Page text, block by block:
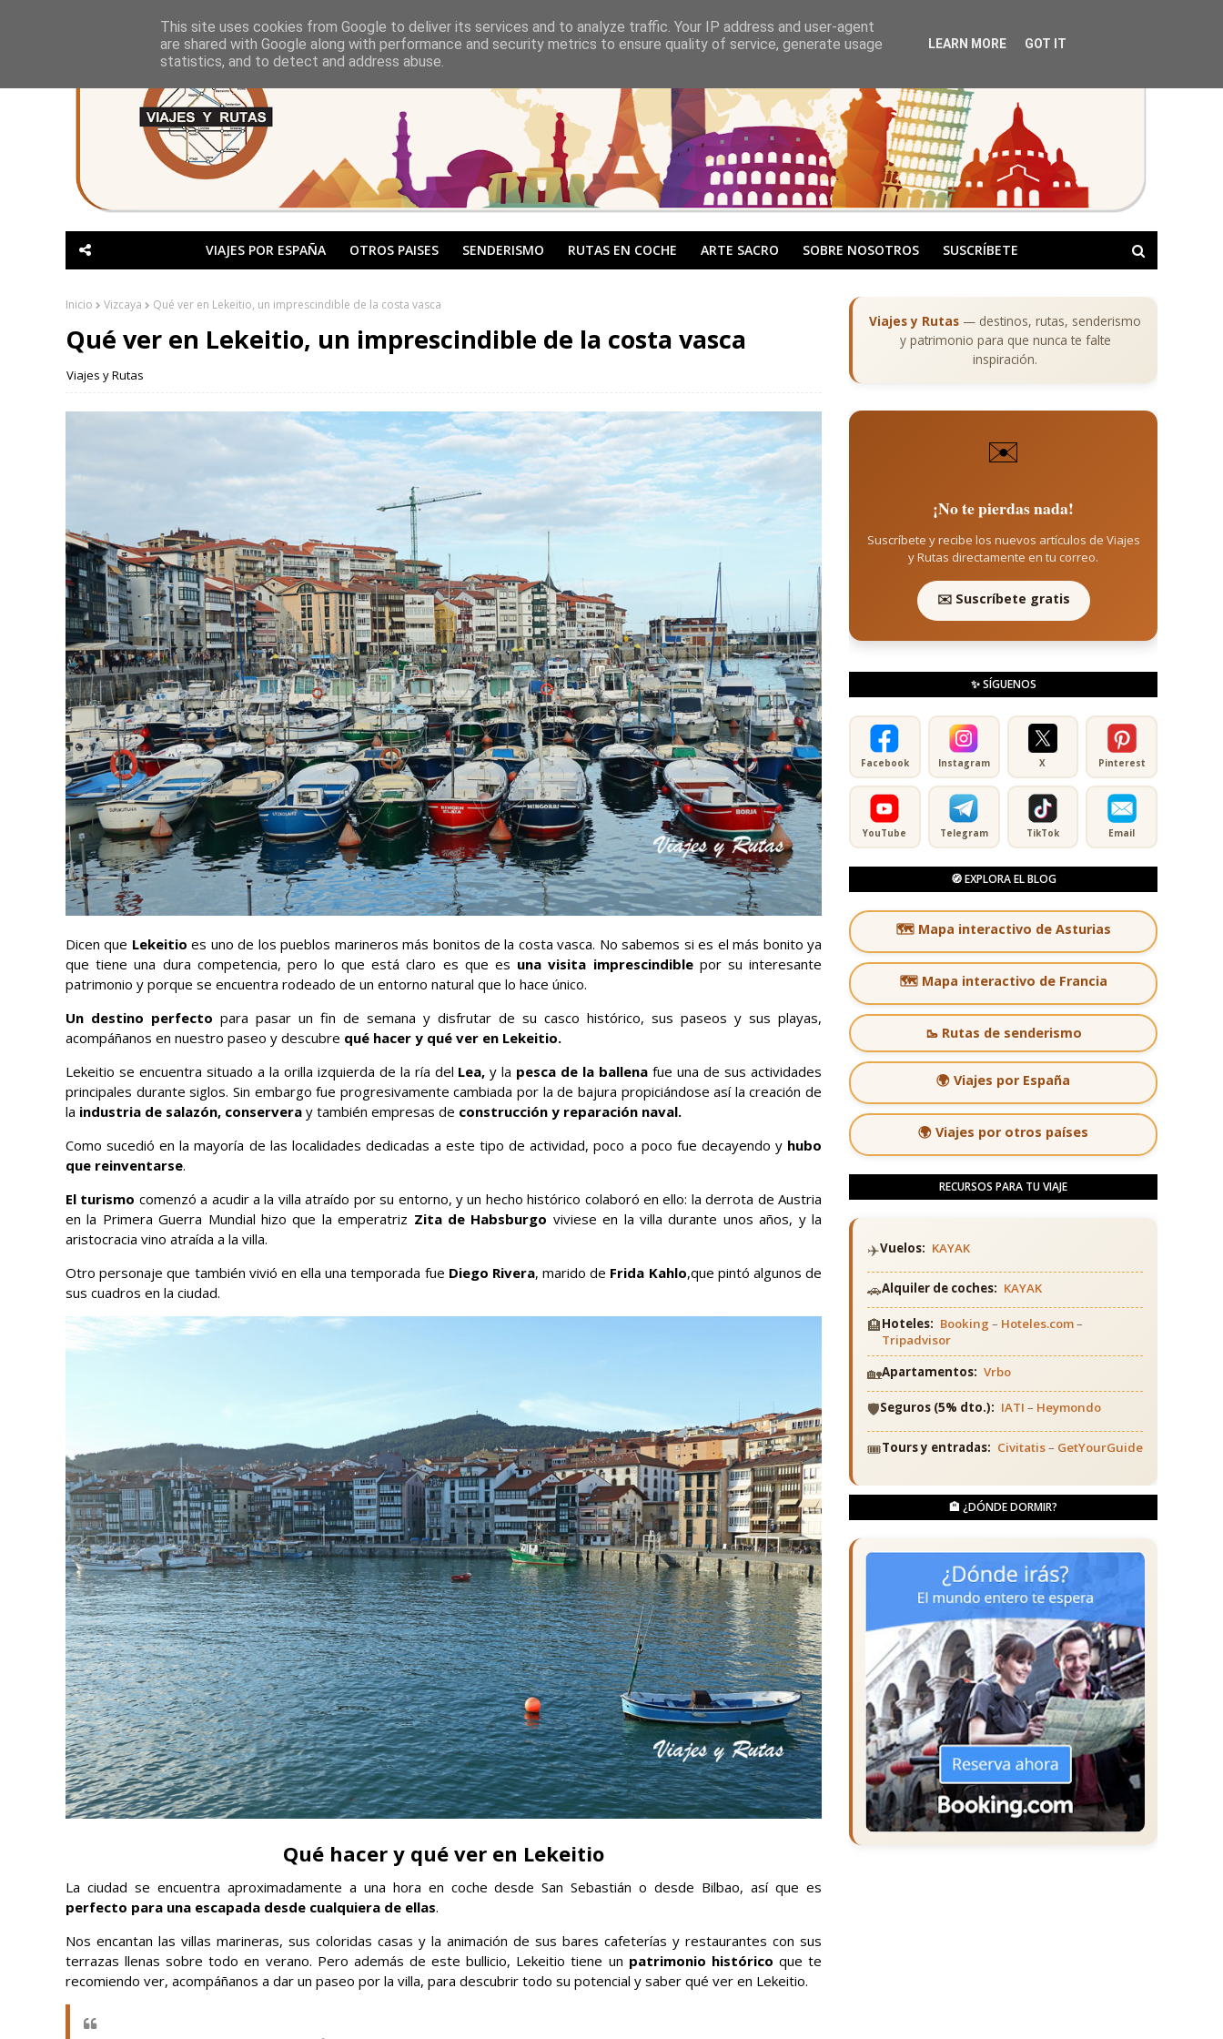
VIAJES POR ESPAÑA OTROS PAISES SENDERISMO RUTAS EN COCHE ARTE SACRO SOBRE NOSOTROS SUSCRÍBETE
Inicio Vizcaya Qué ver en Lekeitio, un imprescindible de la costa vasca
Qué ver en Lekeitio, un imprescindible de la costa vasca
Viajes y Rutas
Dicen que Lekeitio es uno de los pueblos marineros más bonitos de la costa vasca. No sabemos si es el más bonito ya
que tiene una dura competencia, pero lo que está claro es que es una visita imprescindiblepor su interesante
patrimonio y porque se encuentra rodeado de un entorno natural que lo hace único.
Un destino perfecto para pasar un fin de semana y disfrutar de su casco histórico, sus paseos y sus playas,
acompáñanos en nuestro paseo y descubre qué hacer y qué ver en Lekeitio.
Lekeitio se encuentra situado a la orilla izquierda de la ría del Lea, y la pesca de la ballena fue una de sus actividades
principales durante siglos. Sin embargo fue progresivamente cambiada por la de bajura propiciándose así la creación de
la industria de salazón, conservera y también empresas de construcción y reparación naval.
Como sucedió en la mayoría de las localidades dedicadas a este tipo de actividad, poco a poco fue decayendo y hubo
que reinventarse.
El turismo comenzó a acudir a la villa atraído por su entorno, y un hecho histórico colaboró en ello: la derrota de Austria
en la Primera Guerra Mundial hizo que la emperatriz Zita de Habsburgo viviese en la villa durante unos años, y la
aristocracia vino atraída a la villa.
Otro personaje que también vivió en ella una temporada fue Diego Rivera, marido de Frida Kahlo,que pintó algunos de
sus cuadros en la ciudad.
Qué hacer y qué ver en Lekeitio
La ciudad se encuentra aproximadamente a una hora en coche desde San Sebastián o desde Bilbao, así que es
perfecto para una escapada desde cualquiera de ellas.
Nos encantan las villas marineras, sus coloridas casas y la animación de sus bares cafeterías y restaurantes con sus
terrazas llenas sobre todo en verano. Pero además de este bullicio, Lekeitio tiene un patrimonio histórico que te
recomiendo ver, acompáñanos a dar un paseo por la villa, para descubrir todo su potencial y saber qué ver en Lekeitio.
Viajes y Rutas — destinos, rutas, senderismo
y patrimonio para que nunca te falte
inspiración.
✉️
¡No te pierdas nada!
Suscríbete y recibe los nuevos artículos de Viajes
y Rutas directamente en tu correo.
✉️ Suscríbete gratis
✨ SÍGUENOS
Facebook Instagram X Pinterest
YouTube Telegram TikTok Email
🧭 EXPLORA EL BLOG
🗺️ Mapa interactivo de Asturias
🗺️ Mapa interactivo de Francia
🥾 Rutas de senderismo
🌍 Viajes por España
🌍 Viajes por otros países
RECURSOS PARA TU VIAJE
✈️Vuelos: KAYAK
🚗Alquiler de coches: KAYAK
🏨Hoteles: Booking – Hoteles.com–
Tripadvisor
🏡Apartamentos: Vrbo
🛡️Seguros (5% dto.): IATI – Heymondo
🎟️Tours y entradas: Civitatis– GetYourGuide
🏨 ¿DÓNDE DORMIR?
This site uses cookies from Google to deliver its services and to analyze traffic. Your IP address and user-agent
are shared with Google along with performance and security metrics to ensure quality of service, generate usage
statistics, and to detect and address abuse.
LEARN MORE GOT IT